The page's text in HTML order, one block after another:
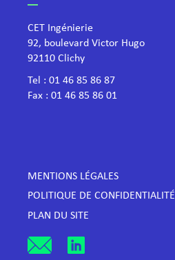
CET Ingénierie
92, boulevard Victor Hugo
​92110 Clichy
Tel : 01 46 85 86 87
Fax : 01 46 85 86 01
MENTIONS LÉGALES
POLITIQUE DE CONFIDENTIALITÉ
PLAN DU SITE